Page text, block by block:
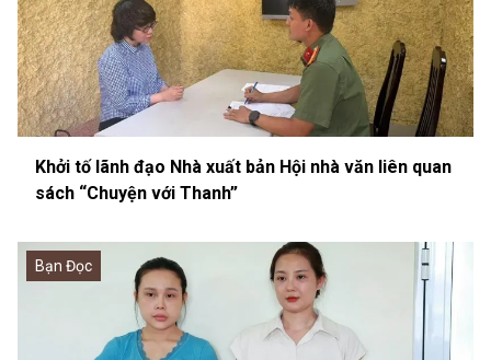
Khởi tố lãnh đạo Nhà xuất bản Hội nhà văn liên quan
sách “Chuyện với Thanh”
Bạn Đọc